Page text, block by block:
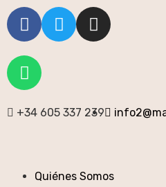
+34 605 337 239
Quiénes Somos